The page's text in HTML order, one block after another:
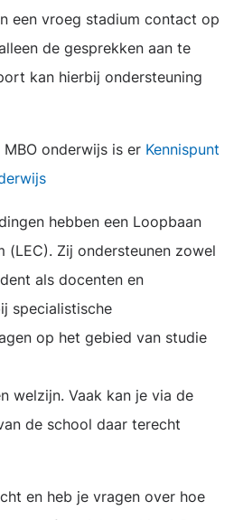
een vroeg stadium contact op
de gesprekken aan te
kan hierbij ondersteuning
onderwijs is er Kennispunt
hebben een Loopbaan
(LEC). Zij ondersteunen zowel
als docenten en
specialistische
op het gebied van studie
welzijn. Vaak kan je via de
de school daar terecht
en heb je vragen over hoe